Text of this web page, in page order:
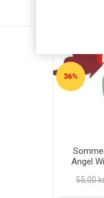
36%
Angel
55,00